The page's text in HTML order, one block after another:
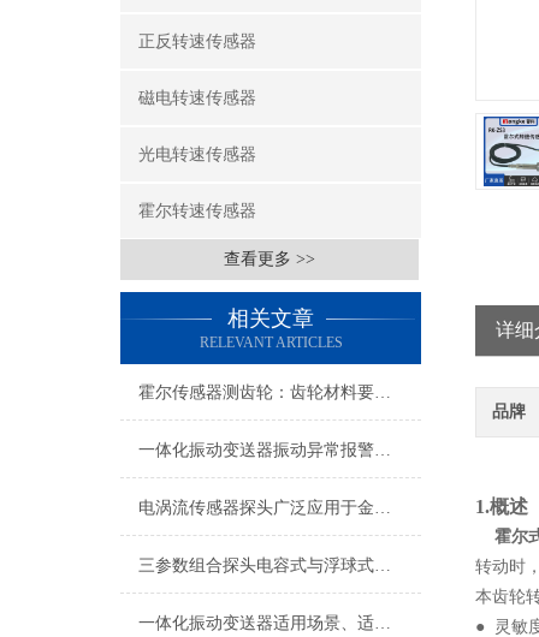
正反转速传感器
磁电转速传感器
光电转速传感器
霍尔转速传感器
查看更多 >>
相关文章
RELEVANT ARTICLES
霍尔传感器测齿轮：齿轮材料要求详解
一体化振动变送器振动异常报警与预警设置技术指南
电涡流传感器探头广泛应用于金属材料的缺陷检测领域
三参数组合探头电容式与浮球式的优劣对比有哪些？
一体化振动变送器适用场景、适用设备及安装位置详解
详细
品牌
1.概述
霍尔
转动时
本齿轮
● 灵敏